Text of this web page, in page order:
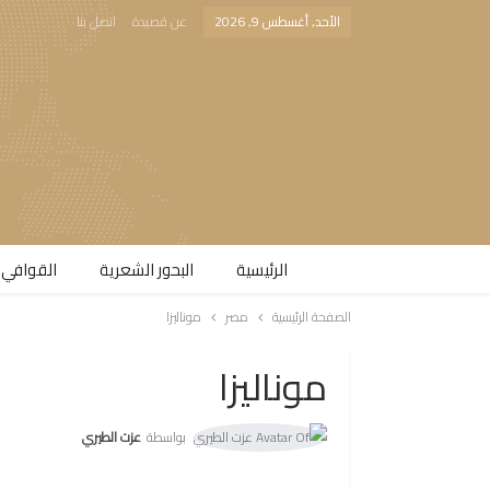
الأحد, أغسطس 9, 2026 عن قصيدة اتصل بنا
الرئيسية البحور الشعرية​
الصفحة الرئيسية مصر موناليزا
موناليزا
بواسطة عزت الطيري